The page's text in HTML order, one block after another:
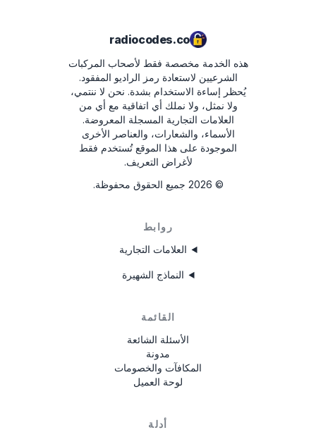
radiocodes.co
هذه الخدمة مخصصة فقط لأصحاب المركبات
الشرعيين لاستعادة رمز الراديو المفقود.
يُحظر إساءة الاستخدام بشدة. نحن لا ننتمي،
ولا نمثل، ولا نملك أي اتفاقية مع أي من
العلامات التجارية المسجلة المعروضة.
الأسماء، والشعارات، والعناصر الأخرى
الموجودة على هذا الموقع تُستخدم فقط
لأغراض التعريف.
©
2026 جميع الحقوق محفوظة.
روابط
العلامات التجارية
النماذج الشهيرة
القائمة
الأسئلة الشائعة
مدونة
المكافآت والخصومات
لوحة العميل
أدلة